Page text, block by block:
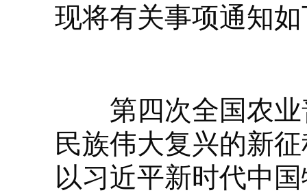
现将有关事项通知
第四次全国农业
民族伟大复兴的新
以习近平新时代中